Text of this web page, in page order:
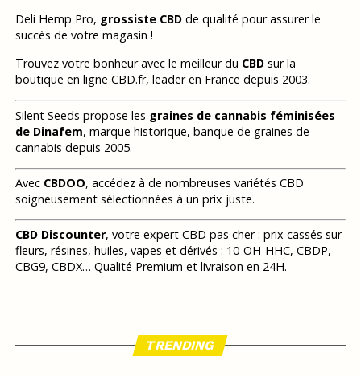
Deli Hemp Pro, grossiste CBDde qualité pour assurer le
succès de votre magasin !
Trouvez votre bonheur avec le meilleur du CBDsur la
boutique en ligne CBD.fr, leader en France depuis 2003.
Silent Seeds propose les graines de cannabis féminisées
de Dinafem, marque historique, banque de graines de
cannabis depuis 2005.
Avec CBDOO, accédez à de nombreuses variétés CBD
soigneusement sélectionnées à un prix juste.
CBD Discounter, votre expert CBD pas cher : prix cassés sur
fleurs, résines, huiles, vapes et dérivés : 10-OH-HHC, CBDP,
CBG9, CBDX… Qualité Premium et livraison en 24H.
TRENDING